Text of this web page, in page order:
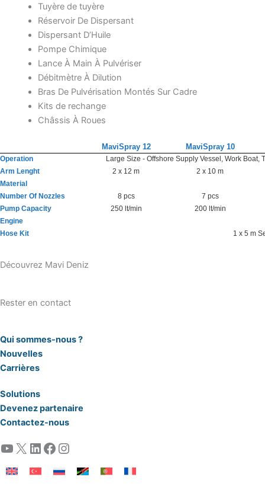
Tuyère de tuyère
Réservoir De Dispersant
Dispersant D’Huile
Pompe Chimique
Lance À Main À Pulvériser
Débitmètre À Dilution
Bras De Pulvérisation Montés Sur Cadre
Kits de rechange
Châssis À Roues
MaviSpray 12 MaviSpray 10
Operation
Large Size - Offshore Supply Vessel, Work Boat,
Arm Lenght
2 x 12 m
2 x 10 m
Material
Number Of Nozzles
8 pcs
7 pcs
Pump Capacity
250 lt/min
200 lt/min
Engine
Hose Kit
1 x 5 m
Découvrez Mavi Deniz
Rester en contact
Qui sommes-nous ?
Nouvelles
Carrières
Solutions
Devenez partenaire
Contactez-nous
YouTube X LinkedIn Facebook Instagram